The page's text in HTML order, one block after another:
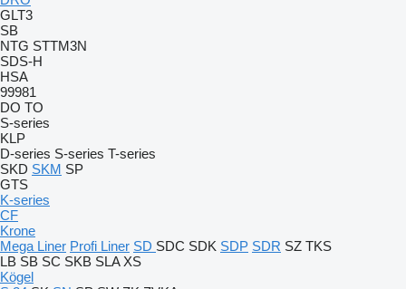
GLT3
SB
NTG STTM3N
SDS-H
HSA
99981
DO TO
S-series
KLP
D-series S-series T-series
SKD SKM SP
GTS
K-series
CF
Krone
Mega Liner Profi Liner SD SDC SDK SDP SDR SZ TKS
LB SB SC SKB SLA XS
Kögel